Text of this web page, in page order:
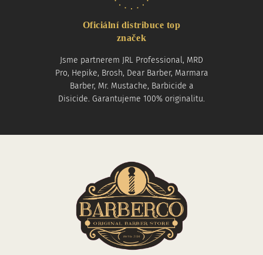
Oficiální distribuce top
značek
Jsme partnerem JRL Professional, MRD
Pro, Hepike, Brosh, Dear Barber, Marmara
Barber, Mr. Mustache, Barbicide a
Disicide. Garantujeme 100% originalitu.